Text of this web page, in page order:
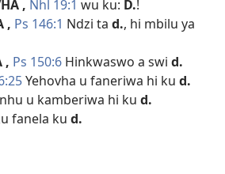
, Nhl 19:1 wu ku: D.!
, Ps 146:1 Ndzi ta d., hi mbilu ya
, Ps 150:6 Hinkwaswo a swi d.
Yehovha u faneriwa hi ku d.
u kamberiwa hi ku d.
fanela ku d.